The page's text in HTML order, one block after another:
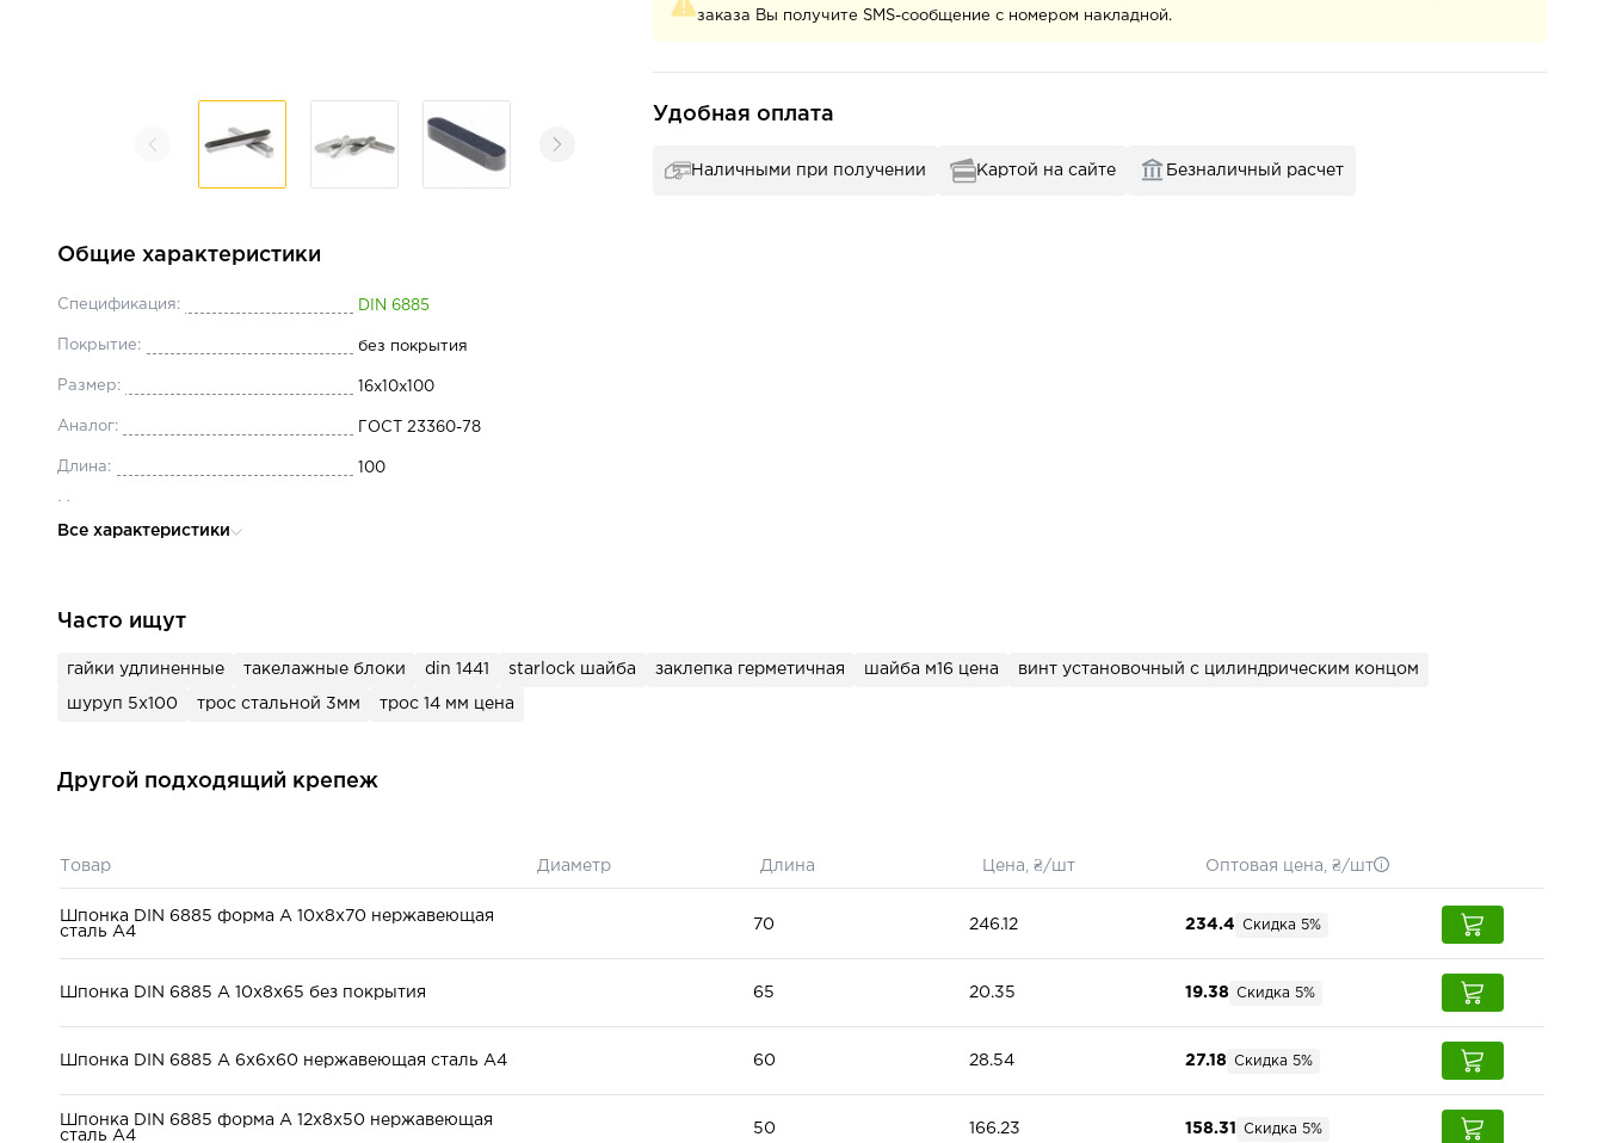
заказа Вы получите SMS-сообщение с номером накладной.
Удобная оплата
Наличными при получении Картой на сайте Безналичный расчет
Общие характеристики
Спецификация: DIN 6885
Покрытие: без покрытия
Размер: 16x10x100
Аналог: ГОСТ 23360-78
Длина: 100
Форма исполнения:
Все характеристики
Часто ищут
гайки удлиненные такелажные блоки din 1441 starlock шайба заклепка герметичная шайба м16 цена винт установочный с цилиндрическим концом
шуруп 5х100 трос стальной 3мм трос 14 мм цена
Другой подходящий крепеж
Товар Диаметр Длина Цена, ₴/шт Оптовая цена, ₴/шт
Шпонка DIN 6885 форма А 10x8x70 нержавеющая
сталь А4
70 246.12 234.4 Скидка 5%
Шпонка DIN 6885 A 10x8x65 без покрытия 65 20.35 19.38 Скидка 5%
Шпонка DIN 6885 A 6x6x60 нержавеющая сталь А4 60 28.54 27.18 Скидка 5%
Шпонка DIN 6885 форма А 12x8x50 нержавеющая
сталь А4
50 166.23 158.31 Скидка 5%